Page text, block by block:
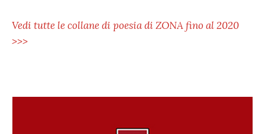
Vedi tutte le collane di poesia di ZONA fino al 2020
>>>